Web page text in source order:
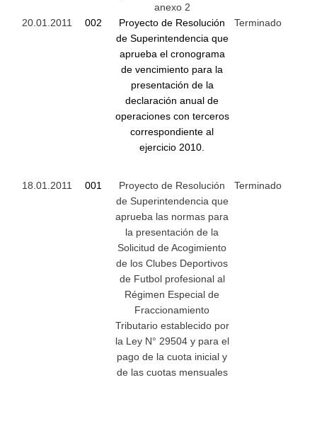
anexo 2
20.01.2011 002
Proyecto de Resolución
de Superintendencia que
aprueba el cronograma
de vencimiento para la
presentación de la
declaración anual de
operaciones con terceros
correspondiente al
ejercicio 2010.
Terminado
18.01.2011 001
Proyecto de Resolución
de Superintendencia que
aprueba las normas para
la presentación de la
Solicitud de Acogimiento
de los Clubes Deportivos
de Futbol profesional al
Régimen Especial de
Fraccionamiento
Tributario establecido por
la Ley N° 29504 y para el
pago de la cuota inicial y
de las cuotas mensuales
Terminado